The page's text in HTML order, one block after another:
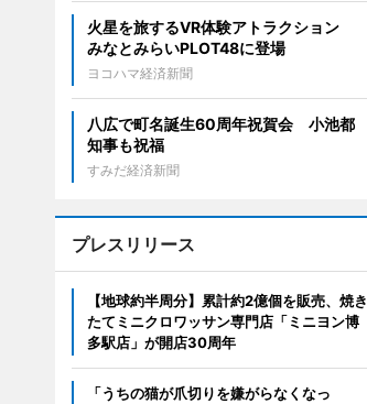
火星を旅するVR体験アトラクション
みなとみらいPLOT48に登場
ヨコハマ経済新聞
八広で町名誕生60周年祝賀会 小池都
知事も祝福
すみだ経済新聞
プレスリリース
【地球約半周分】累計約2億個を販売、焼き
たてミニクロワッサン専門店「ミニヨン博
多駅店」が開店30周年
「うちの猫が爪切りを嫌がらなくなっ